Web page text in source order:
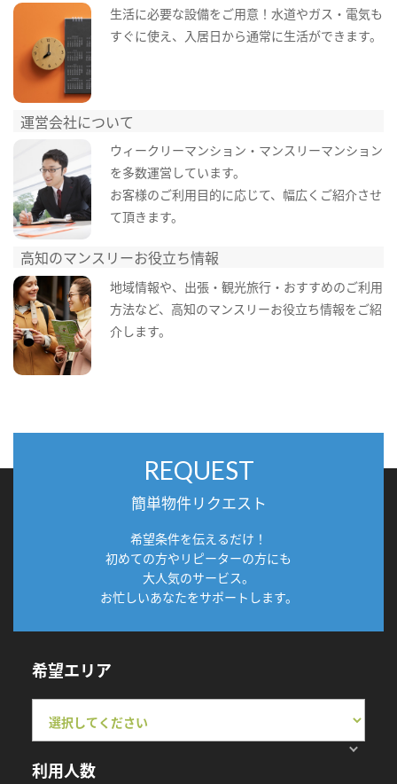
生活に必要な設備をご用意！水道やガス・電気も
すぐに使え、入居日から通常に生活ができます。
運営会社について
ウィークリーマンション・マンスリーマンション
を多数運営しています。
お客様のご利用目的に応じて、幅広くご紹介させ
て頂きます。
高知のマンスリーお役立ち情報
地域情報や、出張・観光旅行・おすすめのご利用
方法など、高知のマンスリーお役立ち情報をご紹
介します。
REQUEST
簡単物件リクエスト
希望条件を伝えるだけ！
初めての方やリピーターの方にも
大人気のサービス。
お忙しいあなたをサポートします。
希望エリア
利用人数